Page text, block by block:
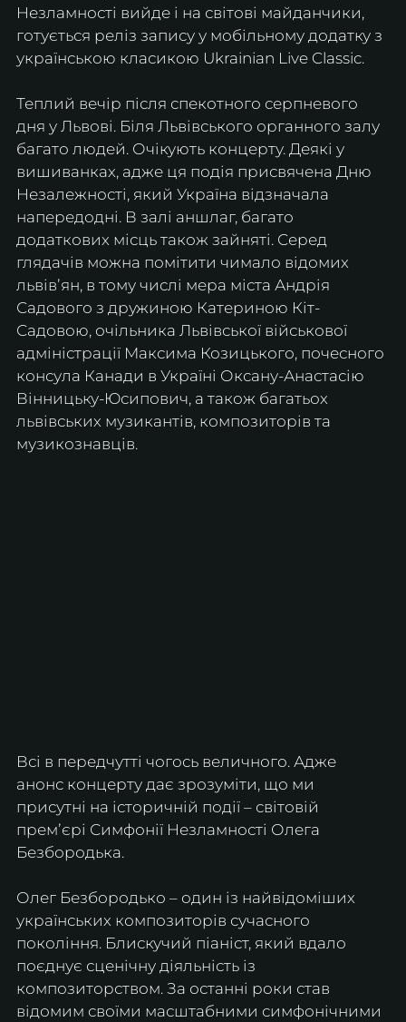
Незламності вийде і на світові майданчики,
готується реліз запису у мобільному додатку з
українською класикою Ukrainian Live Classic.
Теплий вечір після спекотного серпневого
дня у Львові. Біля Львівського органного залу
багато людей. Очікують концерту. Деякі у
вишиванках, адже ця подія присвячена Дню
Незалежності, який Україна відзначала
напередодні. В залі аншлаг, багато
додаткових місць також зайняті. Серед
глядачів можна помітити чимало відомих
львівʼян, в тому числі мера міста Андрія
Садового з дружиною Катериною Кіт-
Садовою, очільника Львівської військової
адміністрації Максима Козицького, почесного
консула Канади в Україні Оксану-Анастасію
Вінницьку-Юсипович, а також багатьох
львівських музикантів, композиторів та
музикознавців.
Всі в передчутті чогось величного. Адже
анонс концерту дає зрозуміти, що ми
присутні на історичній події – світовій
премʼєрі Симфонії Незламності Олега
Безбородька.
Олег Безбородько – один із найвідоміших
українських композиторів сучасного
покоління. Блискучий піаніст, який вдало
поєднує сценічну діяльність із
композиторством. За останні роки став
відомим своїми масштабними симфонічними